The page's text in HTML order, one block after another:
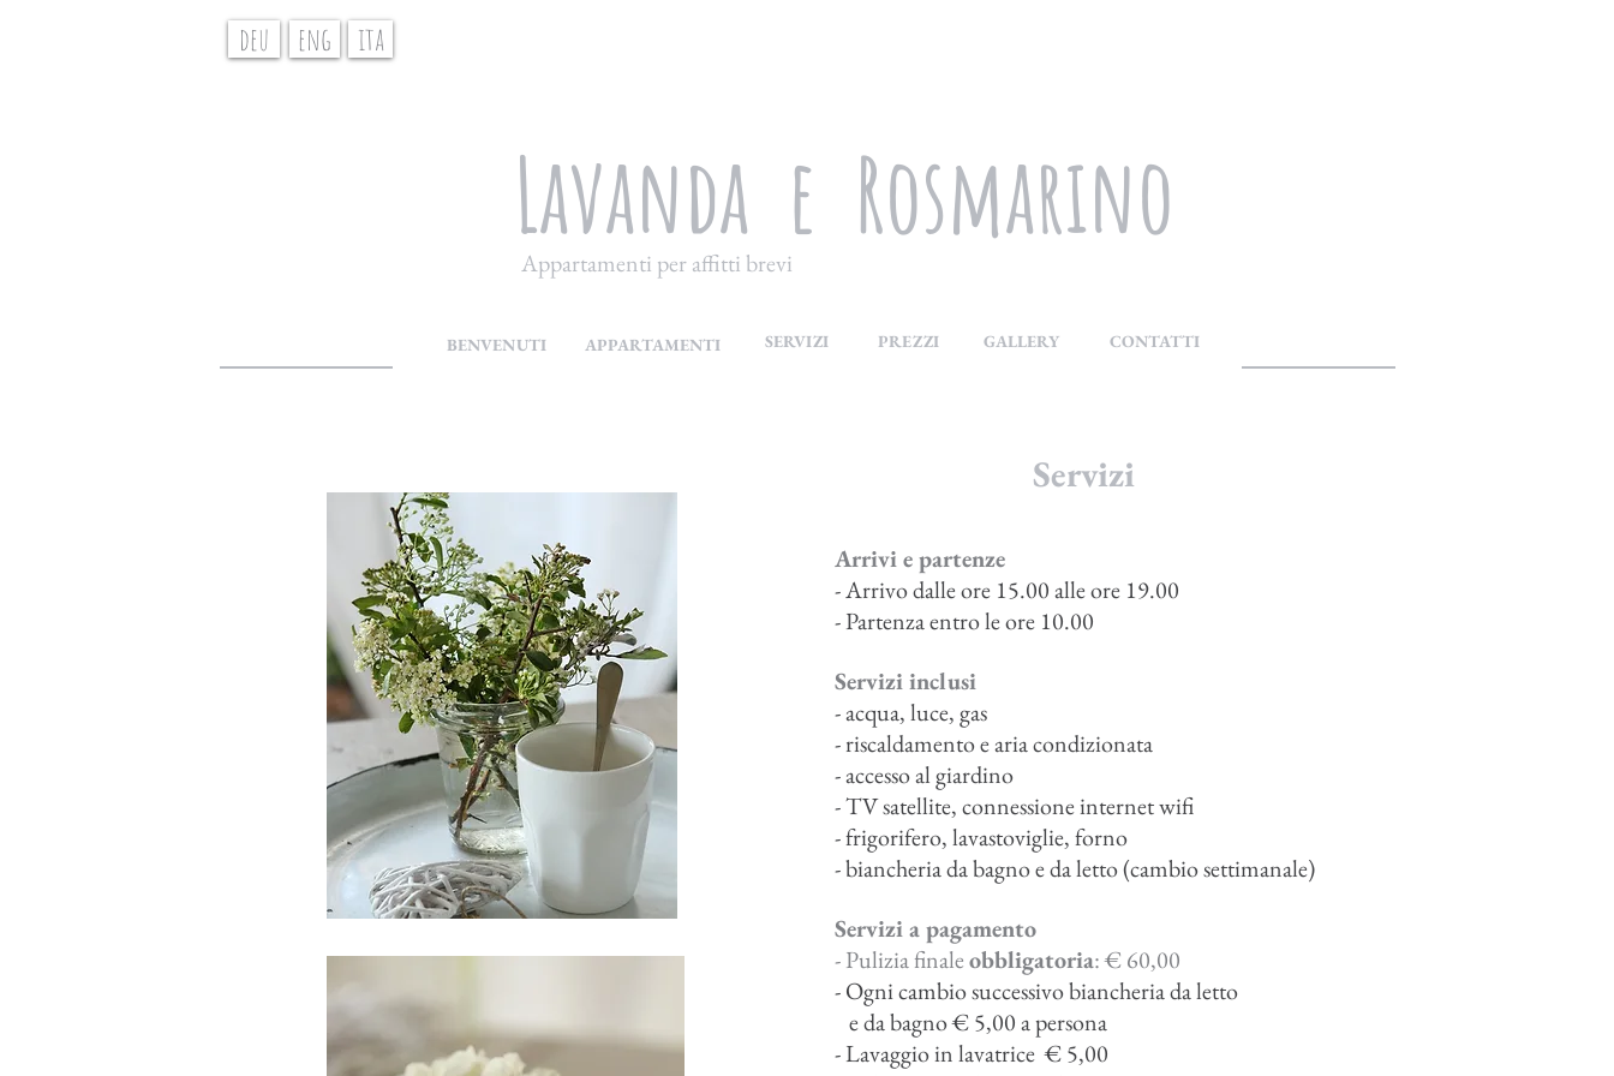
deu eng ita
Lavanda e Rosmarino
Appartamenti per affitti brevi
BENVENUTI APPARTAMENTI SERVIZI PREZZI GALLERY CONTATTI
Servizi
Arrivi e partenze
- Arrivo dalle ore 15.00 alle ore 19.00
- Partenza entro le ore 10.00
Servizi inclusi
- acqua, luce, gas
- riscaldamento e aria condizionata
- accesso al giardino
- TV satellite, connessione internet wifi
- frigorifero, lavastoviglie, forno
- biancheria da bagno e da letto (cambio settimanale)
Servizi a pagamento
- Pulizia finaleobbligatoria: € 60,00
- Ogni cambio successivo biancheria da letto
e da bagno € 5,00 a persona
- Lavaggio in lavatrice € 5,00